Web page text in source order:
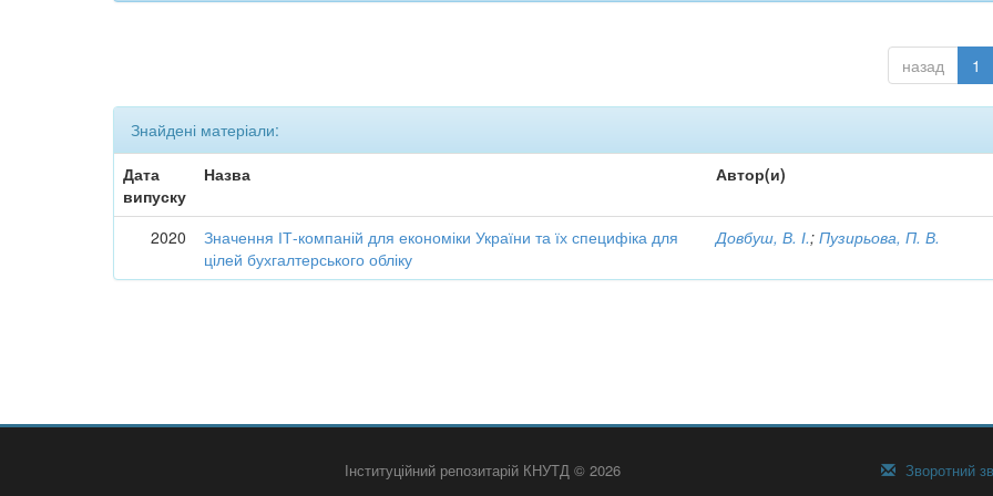
назад 1
Знайдені матеріали:
Дата
випуску
Назва Автор(и)
2020
Значення ІТ-компаній для економіки України та їх специфіка для
цілей бухгалтерського обліку
Довбуш, В. І.;Пузирьова, П. В.
Інституційний репозитарій КНУТД © 2026 Зворотний